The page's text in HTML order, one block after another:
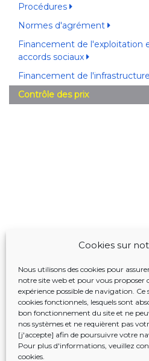
Cookies sur
Nous utilisons des cookies pour
notre site web et pour vous
expérience possible de navigation.
cookies fonctionnels, lesquels sont
bon fonctionnement du site et ne
nos systèmes et ne requièrent pas
[j'accepte] afin de poursuivre votre
Pour plus d'informations, veuillez
cookies.
Procédures
Normes d'agrément
Financement de l'exploitation
accords sociaux
Financement de l'infrastructure
Contrôle des prix